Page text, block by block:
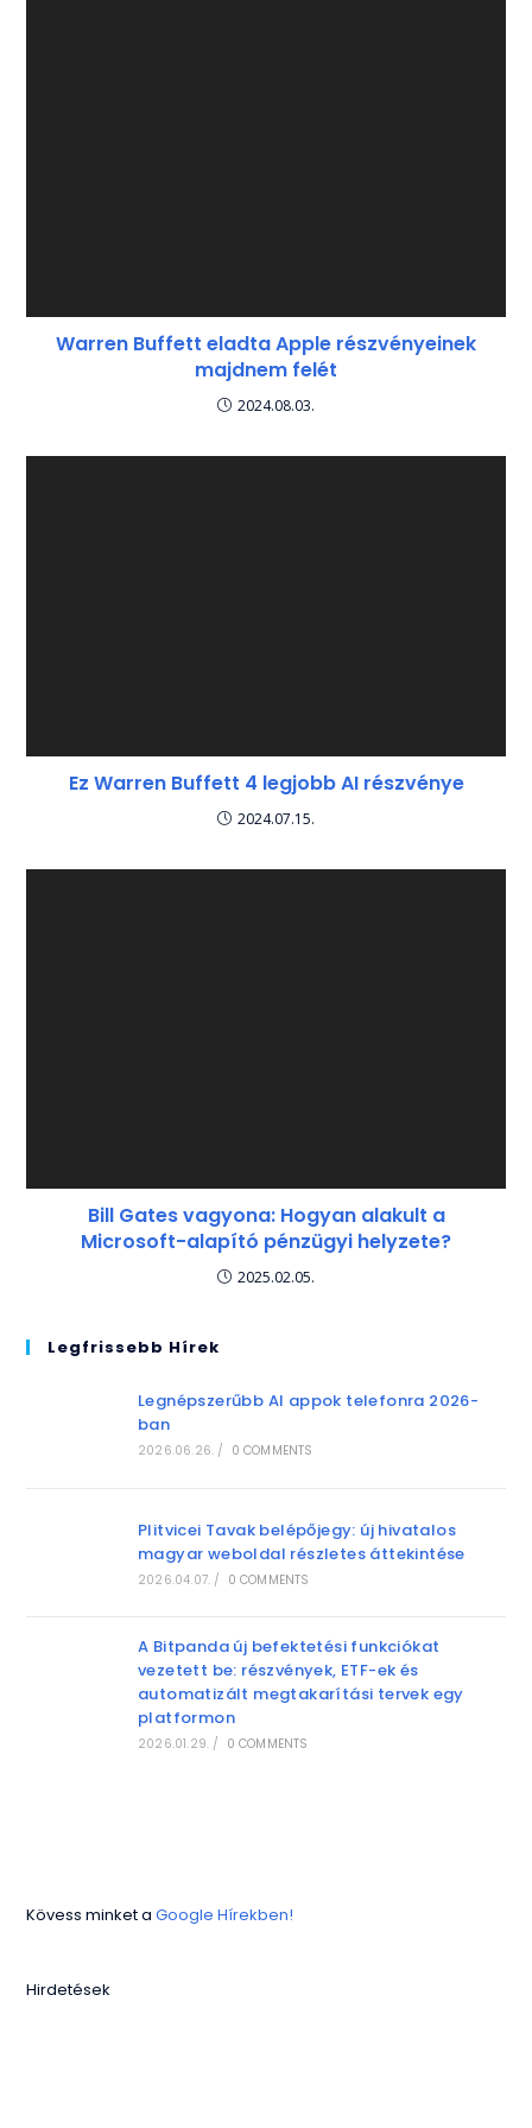
Warren Buffett eladta Apple részvényeinek
majdnem felét
2024.08.03.
Ez Warren Buffett 4 legjobb AI részvénye
2024.07.15.
Bill Gates vagyona: Hogyan alakult a
Microsoft-alapító pénzügyi helyzete?
2025.02.05.
Legfrissebb Hírek
Legnépszerűbb AI appok telefonra 2026-
ban
2026.06.26. / 0 COMMENTS
Plitvicei Tavak belépőjegy: új hivatalos
magyar weboldal részletes áttekintése
2026.04.07. / 0 COMMENTS
A Bitpanda új befektetési funkciókat
vezetett be: részvények, ETF-ek és
automatizált megtakarítási tervek egy
platformon
2026.01.29. / 0 COMMENTS
Kövess minket aGoogle Hírekben!
Hirdetések